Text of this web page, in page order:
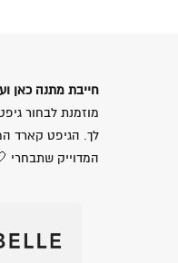
חייבת מתנה כאן
מוזמנת לבחור
לך. הגיפט קארד
המדוייק שתבחרי